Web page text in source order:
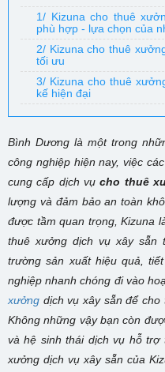
1/ Kizuna cho thuê
phù hợp - lựa chọn của
2/ Kizuna cho thuê
tối ưu
3/ Kizuna cho thuê
kế hiện đại
Bình Dương là một trong
công nghiệp hiện nay, việc
cung cấp dịch vụcho thuê
lượng và đảm bảo an toàn
được tầm quan trọng, Kizuna
thuê xưởng dịch vụ xây sẵn
trường sản xuất hiệu quả,
nghiệp nhanh chóng đi vào
xưởng dịch vụ xây sẵn để
Không những vậy bạn còn
và hệ sinh thái dịch vụ hỗ
xưởng dịch vụ xây sẵn của